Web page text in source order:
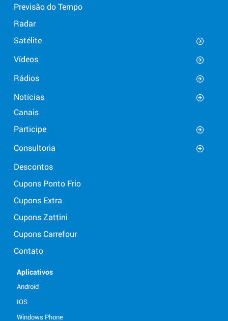
Previsão do Tempo
Radar
Satélite
Vídeos
Rádios
Notícias
Canais
Participe
Consultoria
Descontos
Cupons Ponto Frio
Cupons Extra
Cupons Zattini
Cupons Carrefour
Contato
Aplicativos
Android
IOS
Windows Phone